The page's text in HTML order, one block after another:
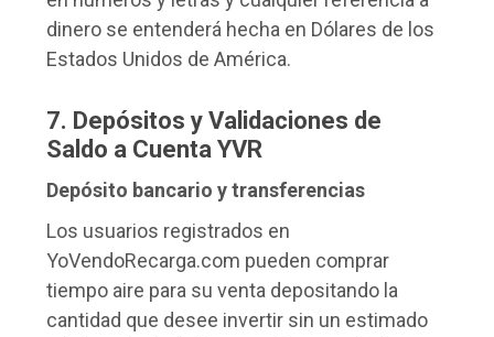
dinero se entenderá hecha en Dólares de los
Estados Unidos de América.
7. Depósitos y Validaciones de
Saldo a Cuenta YVR
Depósito bancario y transferencias
Los usuarios registrados en
YoVendoRecarga.com pueden comprar
tiempo aire para su venta depositando la
cantidad que desee invertir sin un estimado